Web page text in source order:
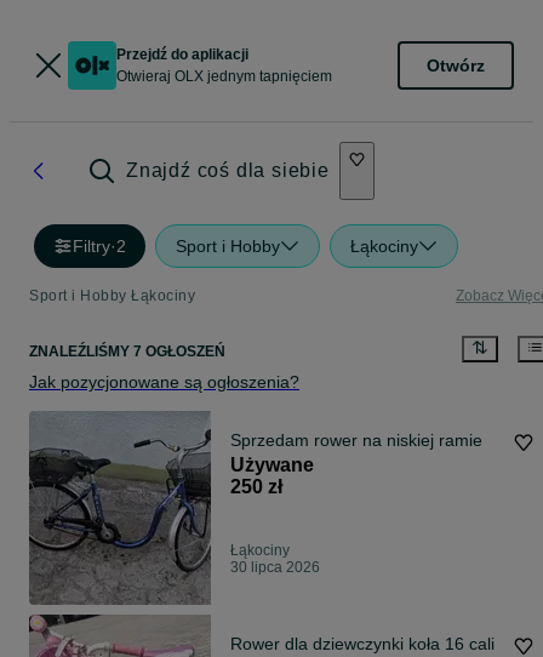
Przejdź do aplikacji
Otwieraj OLX jednym tapnięciem
Otwórz
Znajdź coś dla siebie
Filtry·2 Sport i Hobby Łąkociny
Sport i Hobby Łąkociny Zobacz
ZNALEŹLIŚMY 7 OGŁOSZEŃ
Jak pozycjonowane są ogłoszenia?
Sprzedam rower na niskiej ramie
Używane
250 zł
Łąkociny
30 lipca 2026
Rower dla dziewczynki koła 16 cali